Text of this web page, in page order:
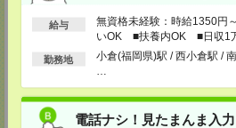
給与
無資格未経験：時給1350
いOK ■扶養内OK ■日収1
以上
勤務地
小倉(福岡県)駅 / 西小倉駅 /
電話ナシ！見たまんま入
【電話登録】30分程度
・経験やご希望などをインタビュー
・お仕事のご紹介など
登録場所
ケアサービス鹿児島支店